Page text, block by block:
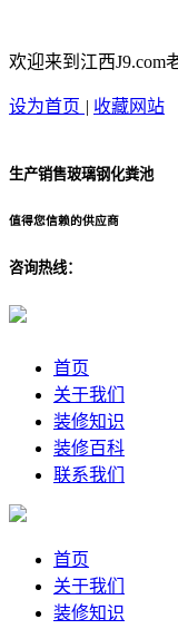
欢迎来到江西J9.com
设为首页 | 收藏网站
生产销售玻璃钢化粪池
值得您信赖的供应商
咨询热线：
首页
关于我们
装修知识
装修百科
联系我们
首页
关于我们
装修知识